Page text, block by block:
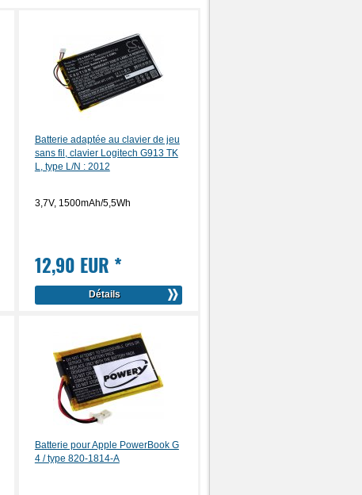
Batterie adaptée au clavier de jeu
sans fil, clavier Logitech G913 TK
L, type L/N : 2012
3,7V, 1500mAh/5,5Wh
12,90 EUR *
Détails
Batterie pour Apple PowerBook G
4 / type 820-1814-A